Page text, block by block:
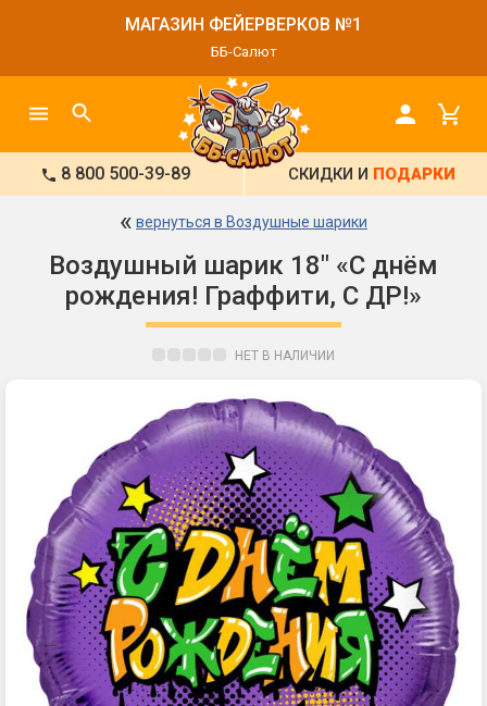
МАГАЗИН ФЕЙЕРВЕРКОВ №1
ББ-Салют
8 800 500-39-89 СКИДКИ И ПОДАРКИ
« вернуться в Воздушные шарики
Воздушный шарик 18" «С днём
рождения! Граффити, С ДР!»
НЕТ В НАЛИЧИИ